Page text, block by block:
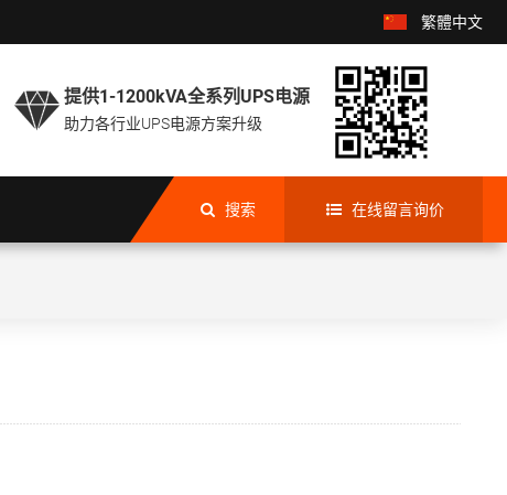
繁體中文
 提供1-1200kVA全系列UPS电源
助力各行业UPS电源方案升级
在线留言询价
搜索